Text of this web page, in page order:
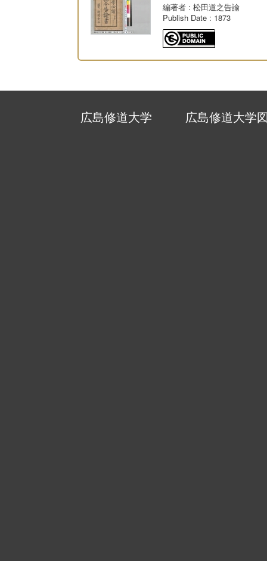
編著者 : 松田道之告諭
Publish Date : 1873
広島修道大学 広島修道大学